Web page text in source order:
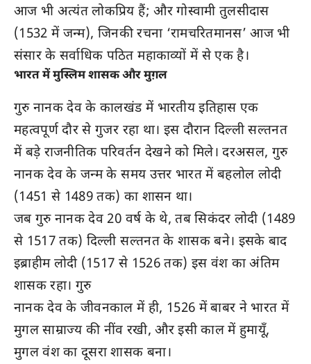
आज भी अत्यंत लोकप्रिय हैं; और गोस्वामी तुलसीदास
(1532 में जन्म), जिनकी रचना ‘रामचरितमानस’ आज भी
संसार के सर्वाधिक पठित महाकाव्यों में से एक है।
भारत में मुस्लिम शासक और मुग़ल
गुरु नानक देव के कालखंड में भारतीय इतिहास एक
महत्वपूर्ण दौर से गुजर रहा था। इस दौरान दिल्ली सल्तनत
में बड़े राजनीतिक परिवर्तन देखने को मिले। दरअसल, गुरु
नानक देव के जन्म के समय उत्तर भारत में बहलोल लोदी
(1451 से 1489 तक) का शासन था।
जब गुरु नानक देव 20 वर्ष के थे, तब सिकंदर लोदी (1489
से 1517 तक) दिल्ली सल्तनत के शासक बने। इसके बाद
इब्राहीम लोदी (1517 से 1526 तक) इस वंश का अंतिम
शासक रहा। गुरु
नानक देव के जीवनकाल में ही, 1526 में बाबर ने भारत में
मुगल साम्राज्य की नींव रखी, और इसी काल में हुमायूँ,
मुगल वंश का दूसरा शासक बना।